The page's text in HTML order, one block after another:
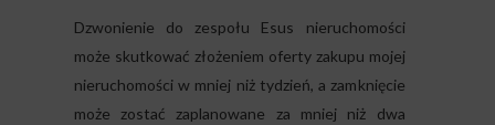
Dzwonienie do zespołu Esus nieruchomości
może skutkować złożeniem oferty zakupu mojej
nieruchomości w mniej niż tydzień, a zamknięcie
może zostać zaplanowane za mniej niż dwa